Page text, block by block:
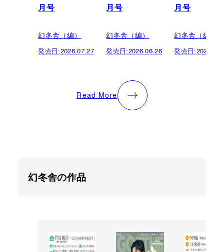
月号
幻冬舎（編）
発売日:2026.07.27
月号
幻冬舎（編）
発売日:2026.06.26
月号
幻冬舎（編）
発売日:
Read More
幻冬舎の作品